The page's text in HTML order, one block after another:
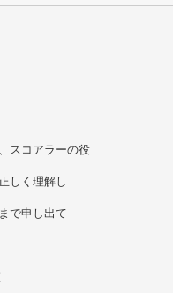
スコアラーの役
しく理解し
で申し出て